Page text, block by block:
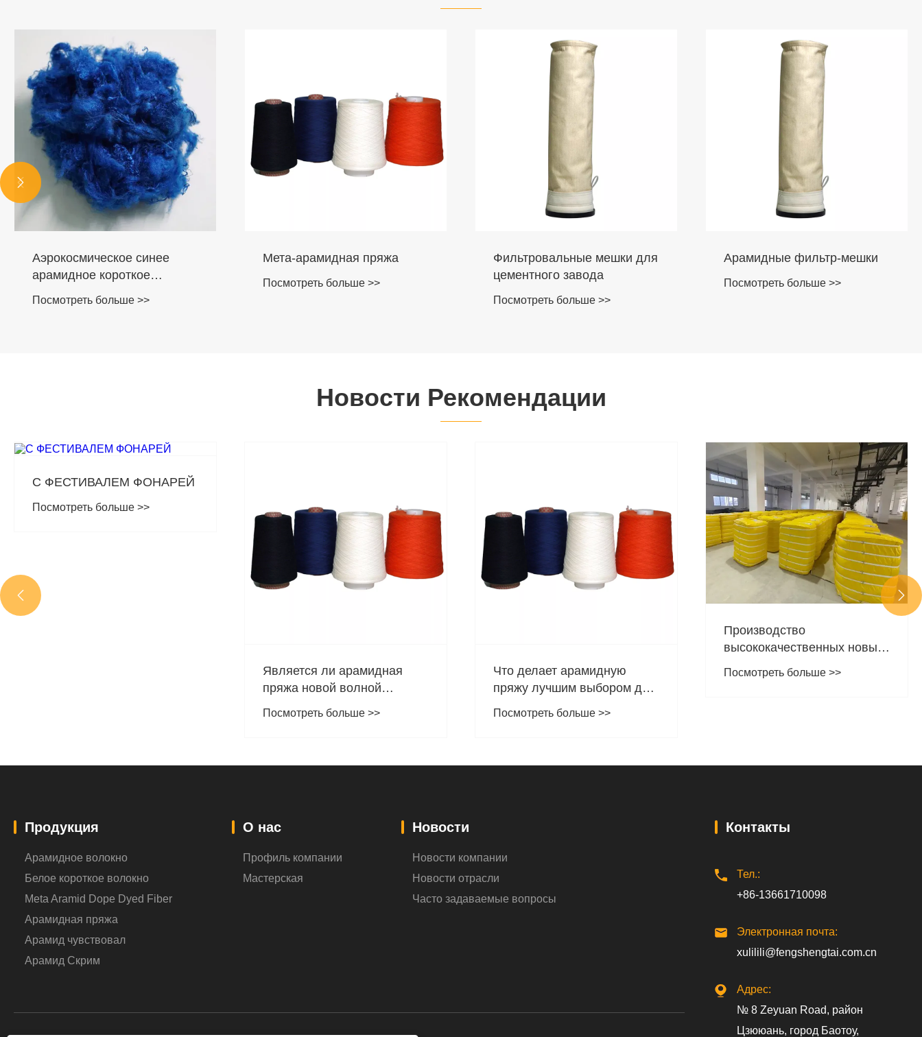
Мета-арамидная пряжа
Посмотреть больше >>
Фильтровальные мешки для
цементного завода
Арамидные фильтр-мешки
Посмотреть больше >>
Арамидный иглопробивной
войлок


Новости Рекомендации
Что делает арамидную
пряжу лучшим выбором для
устойчивости к порезам
Посмотреть больше >>
материалов, чтобы открыть
новую главу на рынке
Посмотреть больше >>
Что такое арамидная пряжа
 
Продукция
Арамидное волокно
Белое короткое волокно
Meta Aramid Dope Dyed Fiber
Арамидная пряжа
Арамид чувствовал
Арамид Скрим
О нас
Профиль компании
Мастерская
Новости
Новости компании
Новости отрасли
Часто задаваемые вопросы
Контакты
Тел.:
+86-13661710098
Электронная почта:
xulilili@fengshengtai.com.cn
Адрес:
№ 8 Zeyuan Road, район
Цзююань, город Баотоу,